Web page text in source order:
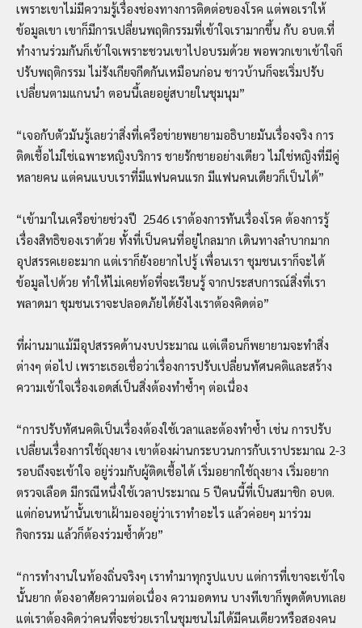
เพราะเขาไม่มีความรู้เรื่องช่องทางการติดต่อของโรค แต่พอเราให้
ข้อมูลเขา เขาก็มีการเปลี่ยนพฤติกรรมที่เข้าใจเรามากขึ้น กับ อบต.ที่
ทำงานร่วมกันก็เข้าใจเพราะชวนเขาไปอบรมด้วย พอพวกเขาเข้าใจก็
ปรับพฤติกรรม ไม่รังเกียจกีดกันเหมือนก่อน ชาวบ้านก็จะเริ่มปรับ
เปลี่ยนตามแกนนำ ตอนนี้เลยอยู่สบายในชุมนุม”
“เจอกับตัวมันรู้เลยว่าสิ่งที่เครือข่ายพยายามอธิบายมันเรื่องจริง การ
ติดเชื้อไม่ใช่เฉพาะหญิงบริการ ชายรักชายอย่างเดียว ไม่ใช่หญิงที่มีคู่
หลายคน แต่คนแบบเราที่มีแฟนคนแรก มีแฟนคนเดียวก็เป็นได้”
“เข้ามาในเครือข่ายช่วงปี 2546 เราต้องการทันเรื่องโรค ต้องการรู้
เรื่องสิทธิของเราด้วย ทั้งที่เป็นคนที่อยู่ไกลมาก เดินทางลำบากมาก
อุปสรรคเยอะมาก แต่เราก็ยังอยากไปรู้ เพื่อนเรา ชุมชนเราก็จะได้
ข้อมูลไปด้วย ทำให้ไม่เคยท้อที่จะเรียนรู้ จากประสบการณ์สิ่งที่เรา
พลาดมา ชุมชนเราจะปลอดภัยได้ยังไงเราต้องคิดต่อ”
ที่ผ่านมาแม้มีอุปสรรคด้านงบประมาณ แต่เตือนก็พยายามจะทำสิ่ง
ต่างๆ ต่อไป เพราะเธอเชื่อว่าเรื่องการปรับเปลี่ยนทัศนคติและสร้าง
ความเข้าใจเรื่องเอดส์เป็นสิ่งต้องทำซ้ำๆ ต่อเนื่อง
“การปรับทัศนคติเป็นเรื่องต้องใช้เวลาและต้องทำซ้ำ เช่น การปรับ
เปลี่ยนเรื่องการใช้ถุงยาง เขาต้องผ่านกระบวนการกับเราประมาณ 2-3
รอบถึงจะเข้าใจ อยู่ร่วมกับผู้ติดเชื้อได้ เริ่มอยากใช้ถุงยาง เริ่มอยาก
ตรวจเลือด มีกรณีหนึ่งใช้เวลาประมาณ 5 ปีคนนี้ที่เป็นสมาชิก อบต.
แต่ก่อนหน้านั้นเขาเฝ้ามองอยู่ว่าเราทำอะไร แล้วค่อยๆ มาร่วม
กิจกรรม แล้วก็ต้องร่วมซ้ำด้วย”
“การทำงานในท้องถิ่นจริงๆ เราทำมาทุกรูปแบบ แต่การที่เขาจะเข้าใจ
นั้นยาก ต้องอาศัยความต่อเนื่อง ความอดทน บางทีเขาก็พูดตัดบทเลย
แต่เราต้องคิดว่าคนที่จะช่วยเราในชุมชนไม่ได้มีคนเดียวหรือสองคน